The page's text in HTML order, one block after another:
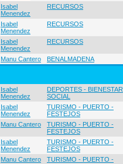
Isabel
Menendez
RECURSOS
Isabel
Menendez
RECURSOS
Isabel
Menendez
RECURSOS
Manu Cantero BENALMADENA
Isabel
Menendez
DEPORTES - BIENESTAR
SOCIAL
Isabel
Menendez
TURISMO - PUERTO -
FESTEJOS
Manu Cantero
TURISMO - PUERTO -
FESTEJOS
Isabel
Menendez
TURISMO - PUERTO -
FESTEJOS
Manu Cantero
TURISMO - PUERTO -